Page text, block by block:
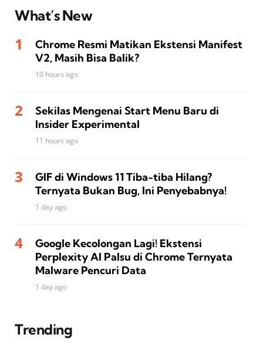
What’s New
Chrome Resmi Matikan Ekstensi Manifest
V2, Masih Bisa Balik?
10 hours ago
Sekilas Mengenai Start Menu Baru di
Insider Experimental
11 hours ago
GIF di Windows 11 Tiba-tiba Hilang?
Ternyata Bukan Bug, Ini Penyebabnya!
1 day ago
Google Kecolongan Lagi! Ekstensi
Perplexity AI Palsu di Chrome Ternyata
Malware Pencuri Data
1 day ago
Trending